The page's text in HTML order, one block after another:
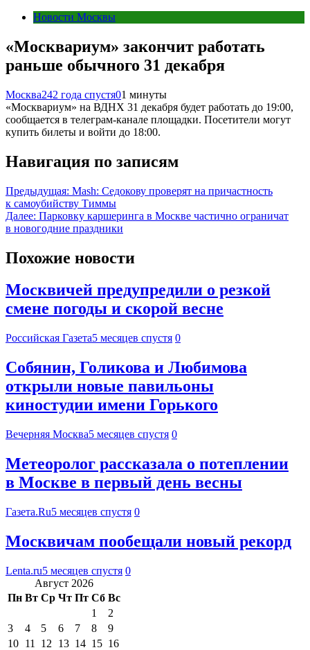
Новости Москвы
«Москвариум» закончит работать
раньше обычного 31 декабря
Москва242 года спустя01 минуты
«Москвариум» на ВДНХ 31 декабря будет работать до 19:00,
сообщается в телеграм-канале площадки. Посетители могут
купить билеты и войти до 18:00.
Навигация по записям
Предыдущая: Mash: Седокову проверят на причастность
к самоубийству Тиммы
Далее: Парковку каршеринга в Москве частично ограничат
в новогодние праздники
Похожие новости
Москвичей предупредили о резкой
смене погоды и скорой весне
Российская Газета5 месяцев спустя 0
Собянин, Голикова и Любимова
открыли новые павильоны
киностудии имени Горького
Вечерняя Москва5 месяцев спустя 0
Метеоролог рассказала о потеплении
в Москве в первый день весны
Газета.Ru5 месяцев спустя 0
Москвичам пообещали новый рекорд
Lenta.ru5 месяцев спустя 0
Август 2026
Пн Вт Ср Чт Пт Сб Вс
1
2
3
4 5 6 7 8
9
10 11 12 13 14 15 16